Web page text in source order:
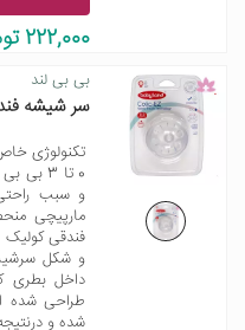
222,000 تومان
بی بی لند
سر شیشه فندقی کولیک
تکنولوژی
0 تا 3
و سبب
مارپیچی
و شکل
داخل بطری
طراحی شده
شده و